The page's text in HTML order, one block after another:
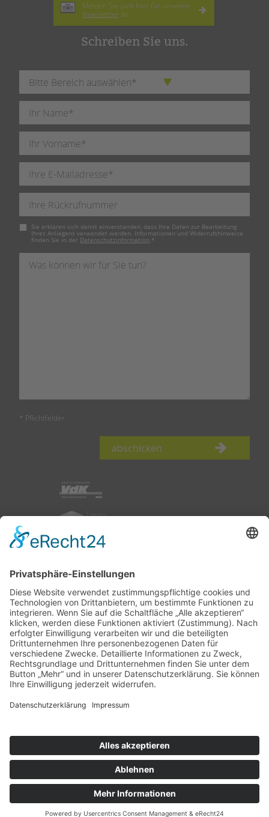
Melden Sie sich hier für unseren
Newsletter an.
Schreiben Sie uns.
Pflichtfeld
Sie erklären sich damit einverstanden, dass Ihre Daten zur Bearbeitung
Ihres Anliegens verwendet werden. Informationen und Widerrufshinweise
finden Sie in der Datenschutzinformation. *
* Pflichtfelder
abschicken
nach oben
Impressum|Datenschutz
Ihnen gefällt, was Sie lesen?
Dann teilen Sie es mit anderen!
X